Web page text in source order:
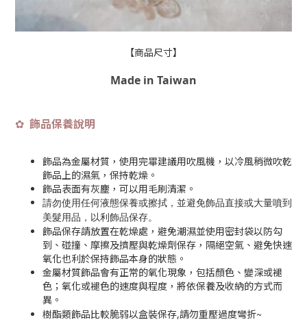
【商品尺寸】
Made in Taiwan
✿ 飾品保養說明
飾品為金屬材質，使用完畢建議用吹風機，以冷風稍微吹乾
飾品上的濕氣，保持乾燥。
飾品表面有灰塵，可以用毛刷清潔。
請勿使用任何液態保養或擦拭，並避免飾品直接或大量噴到
美髮用品，以利飾品保存。
飾品保存請放置在乾燥處，避免潮濕並使用密封袋以防勾
到、碰撞、摩擦及擠壓與乾燥劑保存，隔絕空氣、避免快速
氧化也利於保持飾品本身的狀態。
金屬材質飾品會有正常的氧化現象，包括顏色、變深或褪
色；氧化或褪色的速度與程度，將依保養及收納的方式而
異。
樹酯類飾品比較脆弱以盒裝保存,請勿重壓過度彎折~